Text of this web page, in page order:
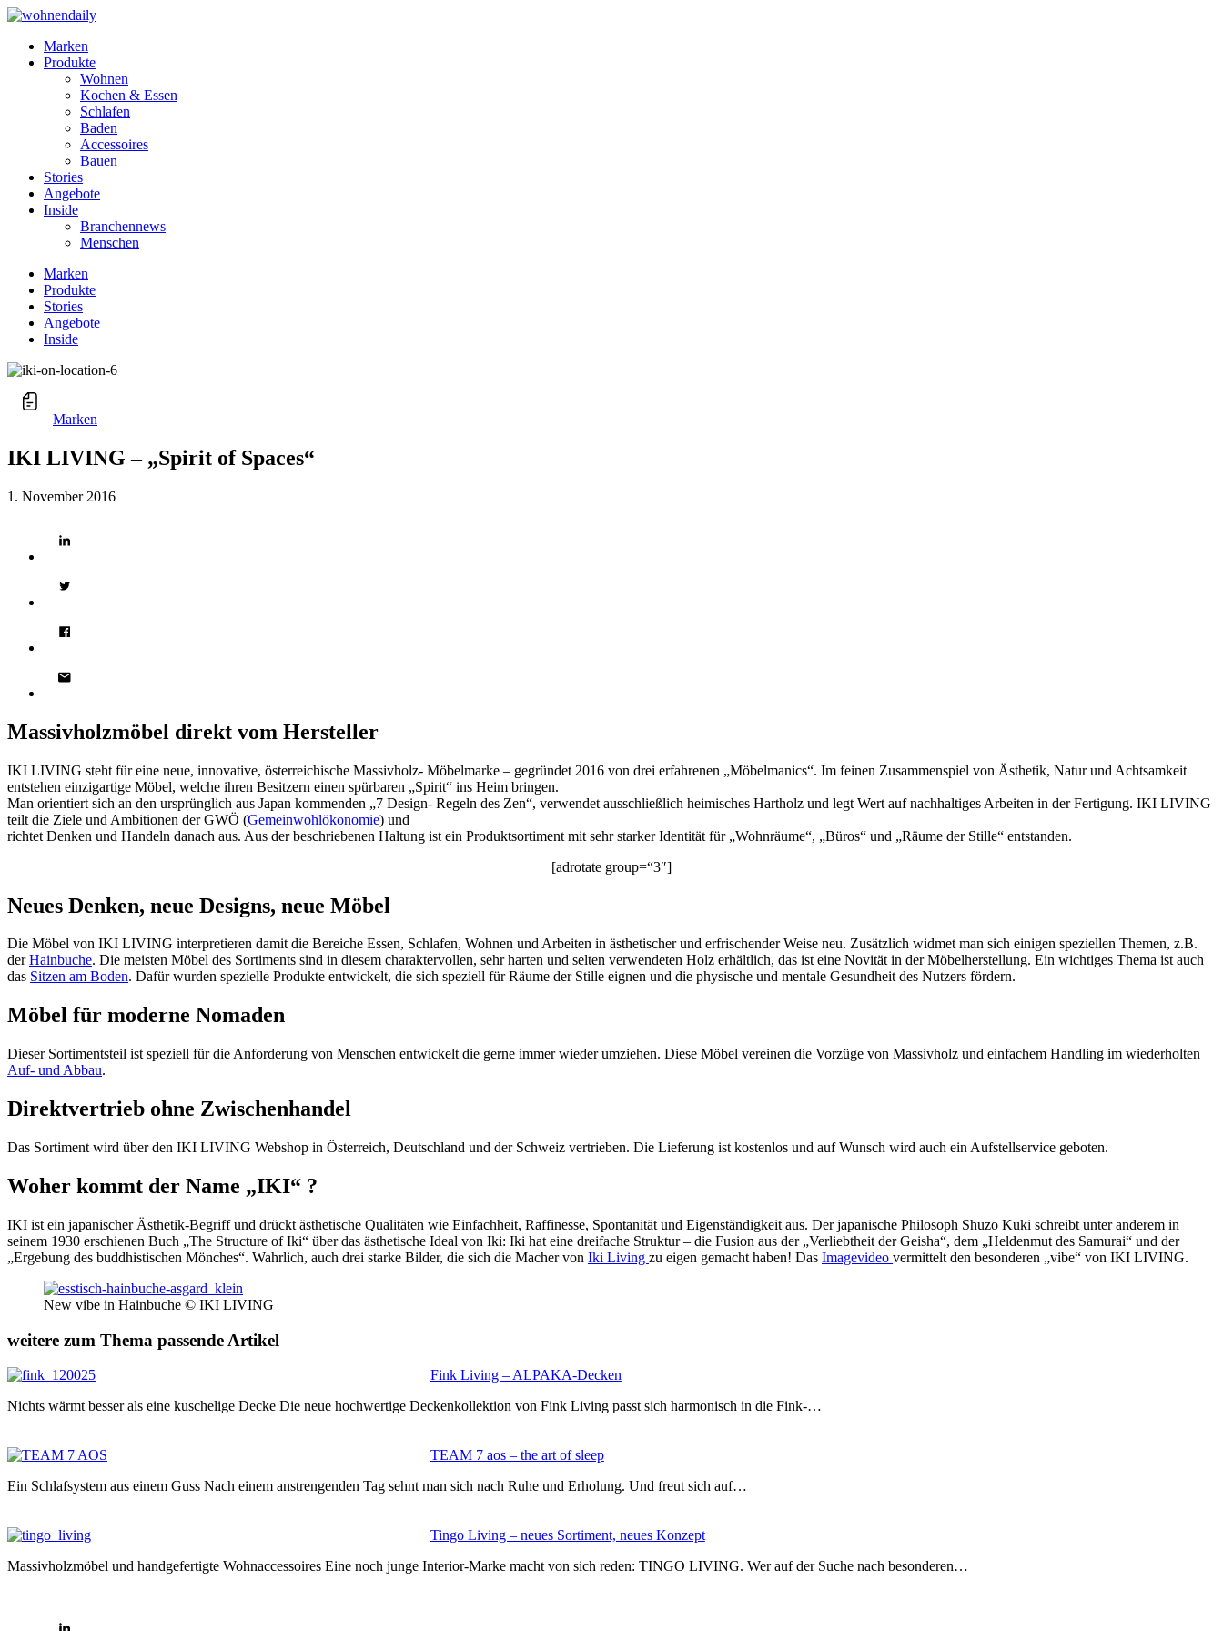
Marken
Produkte
Wohnen
Kochen & Essen
Schlafen
Baden
Accessoires
Bauen
Stories
Angebote
Inside
Branchennews
Menschen
Marken
Produkte
Stories
Angebote
Inside
Marken
IKI LIVING – „Spirit of Spaces“
1. November 2016
Massivholzmöbel direkt vom Hersteller
IKI LIVING steht für eine neue, innovative, österreichische Massivholz- Möbelmarke – gegründet 2016 von drei erfahrenen „Möbelmanics“. Im feinen Zusammenspiel von Ästhetik, Natur und Achtsamkeit
entstehen einzigartige Möbel, welche ihren Besitzern einen spürbaren „Spirit“ ins Heim bringen.
Man orientiert sich an den ursprünglich aus Japan kommenden „7 Design- Regeln des Zen“, verwendet ausschließlich heimisches Hartholz und legt Wert auf nachhaltiges Arbeiten in der Fertigung. IKI LIVING
teilt die Ziele und Ambitionen der GWÖ (Gemeinwohlökonomie) und
richtet Denken und Handeln danach aus. Aus der beschriebenen Haltung ist ein Produktsortiment mit sehr starker Identität für „Wohnräume“, „Büros“ und „Räume der Stille“ entstanden.
[adrotate group=“3″]
Neues Denken, neue Designs, neue Möbel
Die Möbel von IKI LIVING interpretieren damit die Bereiche Essen, Schlafen, Wohnen und Arbeiten in ästhetischer und erfrischender Weise neu. Zusätzlich widmet man sich einigen speziellen Themen, z.B.
derHainbuche. Die meisten Möbel des Sortiments sind in diesem charaktervollen, sehr harten und selten verwendeten Holz erhältlich, das ist eine Novität in der Möbelherstellung. Ein wichtiges Thema ist auch
das Sitzen am Boden. Dafür wurden spezielle Produkte entwickelt, die sich speziell für Räume der Stille eignen und die physische und mentale Gesundheit des Nutzers fördern.
Möbel für moderne Nomaden
Dieser Sortimentsteil ist speziell für die Anforderung von Menschen entwickelt die gerne immer wieder umziehen. Diese Möbel vereinen die Vorzüge von Massivholz und einfachem Handling im wiederholten
Auf- und Abbau.
Direktvertrieb ohne Zwischenhandel
Das Sortiment wird über den IKI LIVING Webshop in Österreich, Deutschland und der Schweiz vertrieben. Die Lieferung ist kostenlos und auf Wunsch wird auch ein Aufstellservice geboten.
Woher kommt der Name „IKI“ ?
IKI ist ein japanischer Ästhetik-Begriff und drückt ästhetische Qualitäten wie Einfachheit, Raffinesse, Spontanität und Eigenständigkeit aus. Der japanische Philosoph Shūzō Kuki schreibt unter anderem in
seinem 1930 erschienen Buch „The Structure of Iki“ über das ästhetische Ideal von Iki: Iki hat eine dreifache Struktur – die Fusion aus der „Verliebtheit der Geisha“, dem „Heldenmut des Samurai“ und der
„Ergebung des buddhistischen Mönches“. Wahrlich, auch drei starke Bilder, die sich die Macher von Iki Living zu eigen gemacht haben! Das Imagevideo vermittelt den besonderen „vibe“ von IKI LIVING.
New vibe in Hainbuche © IKI LIVING
weitere zum Thema passende Artikel
Fink Living – ALPAKA-Decken
Nichts wärmt besser als eine kuschelige Decke Die neue hochwertige Deckenkollektion von Fink Living passt sich harmonisch in die Fink‐…
TEAM 7 aos – the art of sleep
Ein Schlafsystem aus einem Guss Nach einem anstrengenden Tag sehnt man sich nach Ruhe und Erholung. Und freut sich auf…
Tingo Living – neues Sortiment, neues Konzept
Massivholzmöbel und handgefertigte Wohnaccessoires Eine noch junge Interior-Marke macht von sich reden: TINGO LIVING. Wer auf der Suche nach besonderen…